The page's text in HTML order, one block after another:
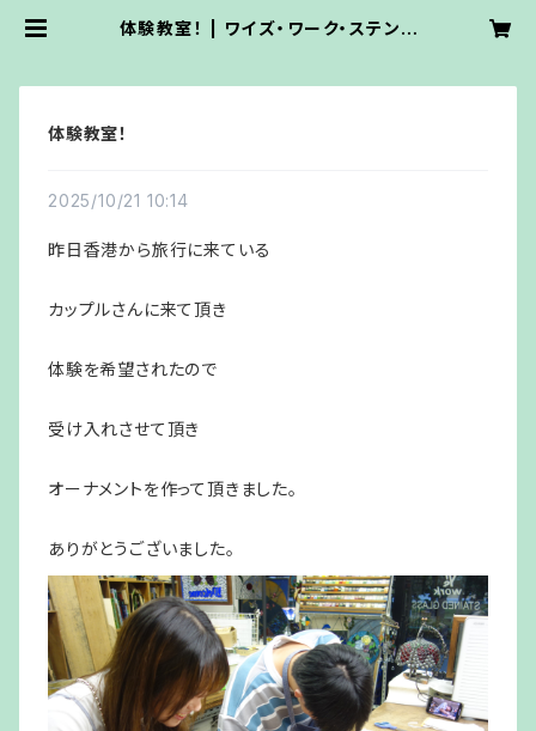
体験教室！ | ワイズ・ワーク・ステンド
体験教室！
2025/10/21 10:14
昨日香港から旅行に来ている
カップルさんに来て頂き
体験を希望されたので
受け入れさせて頂き
オーナメントを作って頂きました。
ありがとうございました。